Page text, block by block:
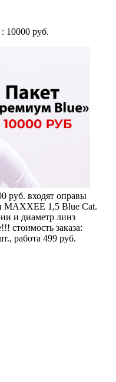
руб.
входят оправы
MAXXEE 1,5 Blue Cat.
и диаметр линз
стоимость заказа:
работа 499 руб.